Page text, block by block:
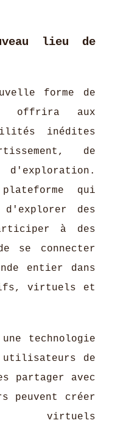
lieu de
forme de
offrira aux
inédites
de
qui
des
à des
se connecter
entier dans
virtuels et
technologie
utilisateurs de
partager avec
peuvent créer
virtuels